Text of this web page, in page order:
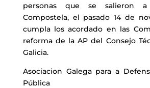
personas que se salieron
Compostela, el pasado 14 de
cumpla los acordado en las
reforma de la AP del Consejo
Galicia.
Asociacion Galega para a
Pública